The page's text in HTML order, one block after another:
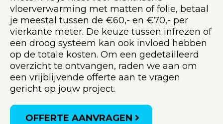
vloerverwarming met matten of folie, betaal
je meestal tussen de €60,- en €70,- per
vierkante meter. De keuze tussen infrezen of
een droog systeem kan ook invloed hebben
op de totale kosten. Om een gedetailleerd
overzicht te ontvangen, raden we aan om
een vrijblijvende offerte aan te vragen
gericht op jouw project.
OFFERTE AANVRAGEN